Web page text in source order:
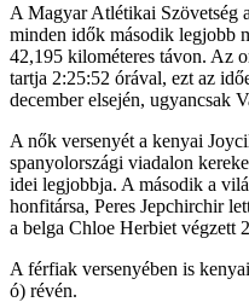
A Magyar Atlétikai Szövetség
minden idők második legjobb
42,195 kilométeres távon. Az
tartja 2:25:52 órával, ezt az
december elsején, ugyancsak
A nők versenyét a kenyai
spanyolországi viadalon
idei legjobbja. A második a
honfitársa, Peres Jepchirchir
a belga Chloe Herbiet végzett
A férfiak versenyében is
ó) révén.